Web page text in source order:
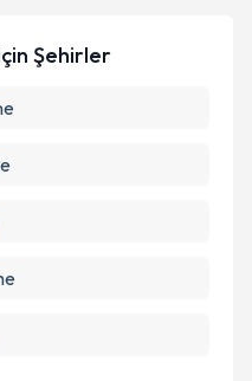
Şehirler